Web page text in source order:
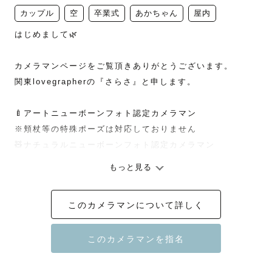
カップル 空 卒業式 あかちゃん 屋内
はじめまして🌿
カメラマンページをご覧頂きありがとうございます。
関東lovegrapherの『さらさ』と申します。
🍼アートニューボーンフォト認定カメラマン
※頬杖等の特殊ポーズは対応しておりません
🧸ナチュラルニューボーンフォト認定カメラマン
＊貸出小物＊
七五三▷ばん傘（赤）
ウェディング▷ベール(4m)
A N B▷巳・うさぎ・コアラもこもこ帽子/うさぎ・くま毛
もっと見る
このカメラマンについて詳しく